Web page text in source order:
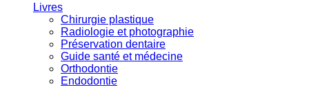
Livres
Chirurgie plastique
Radiologie et photographie
Préservation dentaire
Guide santé et médecine
Orthodontie
Endodontie